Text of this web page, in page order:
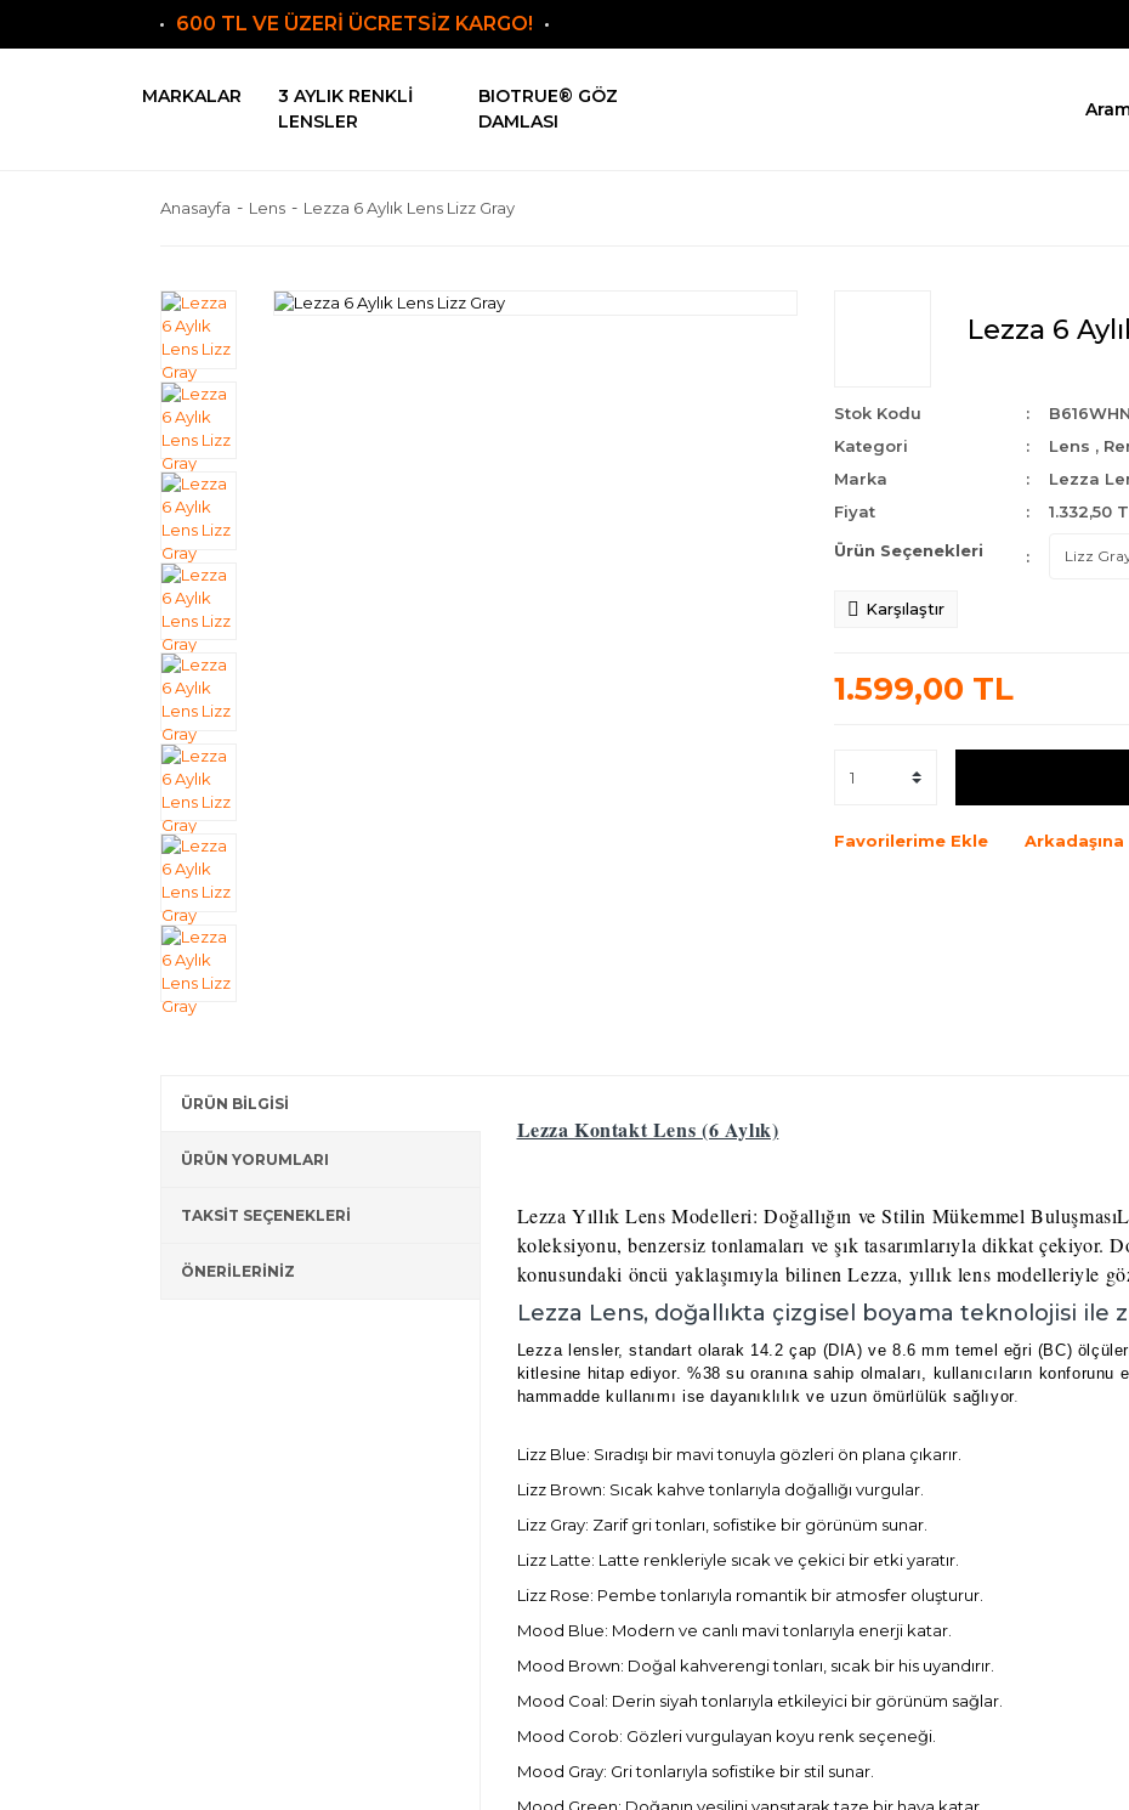
600 TL VE ÜZERİ ÜCRETSİZ KARGO!
MARKALAR
3 AYLIK RENKLI
LENSLER
BIOTRUE® GÖZ
DAMLASI
Anasayfa Lens Lezza 6 Aylık Lens Lizz Gray
Lezza 6
Stok Kodu
Kategori
Lens ,
Marka
Lezza
Fiyat
1.332,50
Ürün Seçenekleri
Karşılaştır
1.599,00 TL
Favorilerime Ekle
ÜRÜN BİLGİSİ
ÜRÜN YORUMLARI
TAKSİT SEÇENEKLERİ
ÖNERİLERİNİZ
Lezza Kontakt Lens (6 Aylık)
Lezza Yıllık Lens Modelleri: Doğallığın ve Stilin Mükemmel Buluşması
koleksiyonu, benzersiz tonlamaları ve şık tasarımlarıyla dikkat çekiyor.
konusundaki öncü yaklaşımıyla bilinen Lezza, yıllık lens modelleriyle
Lezza Lens, doğallıkta çizgisel boyama teknolojisi ile
Lezza lensler, standart olarak 14.2 çap (DIA) ve 8.6 mm temel eğri (BC)
kitlesine hitap ediyor. %38 su oranına sahip olmaları, kullanıcıların konforunu
hammadde kullanımı ise dayanıklılık ve uzun ömürlülük sağlıyor.
Lizz Blue: Sıradışı bir mavi tonuyla gözleri ön plana çıkarır.
Lizz Brown: Sıcak kahve tonlarıyla doğallığı vurgular.
Lizz Gray: Zarif gri tonları, sofistike bir görünüm sunar.
Lizz Latte: Latte renkleriyle sıcak ve çekici bir etki yaratır.
Lizz Rose: Pembe tonlarıyla romantik bir atmosfer oluşturur.
Mood Blue: Modern ve canlı mavi tonlarıyla enerji katar.
Mood Brown: Doğal kahverengi tonları, sıcak bir his uyandırır.
Mood Coal: Derin siyah tonlarıyla etkileyici bir görünüm sağlar.
Mood Corob: Gözleri vurgulayan koyu renk seçeneği.
Mood Gray: Gri tonlarıyla sofistike bir stil sunar.